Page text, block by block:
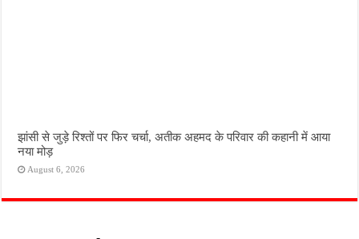
झांसी से जुड़े रिश्तों पर फिर चर्चा, अतीक अहमद के परिवार की कहानी में आया
नया मोड़
August 6, 2026